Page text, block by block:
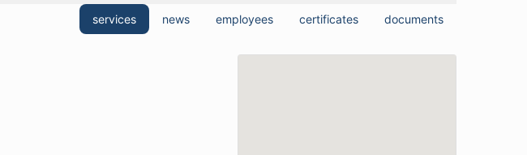
services news employees certificates documents